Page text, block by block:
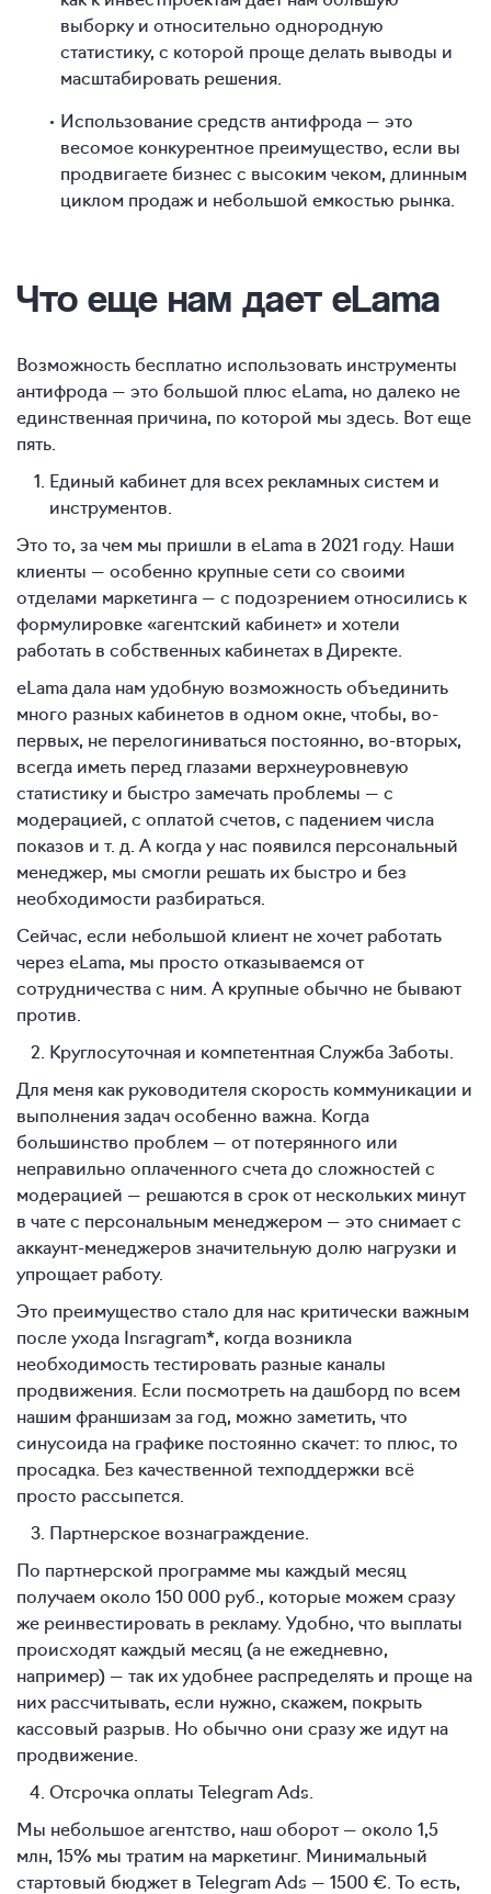
выборку и относительно однородную
статистику, с которой проще делать выводы и
масштабировать решения.
Использование средств антифрода — это
весомое конкурентное преимущество, если вы
продвигаете бизнес с высоким чеком, длинным
циклом продаж и небольшой емкостью рынка.
Что еще нам дает eLama
Возможность бесплатно использовать инструменты
антифрода — это большой плюс eLama, но далеко не
единственная причина, по которой мы здесь. Вот еще
пять.
Единый кабинет для всех рекламных систем и
инструментов.
Это то, за чем мы пришли в eLama в 2021 году. Наши
клиенты — особенно крупные сети со своими
отделами маркетинга — с подозрением относились к
формулировке «агентский кабинет» и хотели
работать в собственных кабинетах в Директе.
eLama дала нам удобную возможность объединить
много разных кабинетов в одном окне, чтобы, во-
первых, не перелогиниваться постоянно, во-вторых,
всегда иметь перед глазами верхнеуровневую
статистику и быстро замечать проблемы — с
модерацией, с оплатой счетов, с падением числа
показов и т. д. А когда у нас появился персональный
менеджер, мы смогли решать их быстро и без
необходимости разбираться.
Сейчас, если небольшой клиент не хочет работать
через eLama, мы просто отказываемся от
сотрудничества с ним. А крупные обычно не бывают
против.
Круглосуточная и компетентная Служба Заботы.
Для меня как руководителя скорость коммуникации и
выполнения задач особенно важна. Когда
большинство проблем — от потерянного или
неправильно оплаченного счета до сложностей с
модерацией — решаются в срок от нескольких минут
в чате с персональным менеджером — это снимает с
аккаунт-менеджеров значительную долю нагрузки и
упрощает работу.
Это преимущество стало для нас критически важным
после ухода Insragram*, когда возникла
необходимость тестировать разные каналы
продвижения. Если посмотреть на дашборд по всем
нашим франшизам за год, можно заметить, что
синусоида на графике постоянно скачет: то плюс, то
просадка. Без качественной техподдержки всё
просто рассыпется.
Партнерское вознаграждение.
По партнерской программе мы каждый месяц
получаем около 150 000 руб., которые можем сразу
же реинвестировать в рекламу. Удобно, что выплаты
происходят каждый месяц (а не ежедневно,
например) — так их удобнее распределять и проще на
них рассчитывать, если нужно, скажем, покрыть
кассовый разрыв. Но обычно они сразу же идут на
продвижение.
Отсрочка оплаты Telegram Ads.
Мы небольшое агентство, наш оборот — около 1,5
млн, 15% мы тратим на маркетинг. Минимальный
стартовый бюджет в Telegram Ads — 1500 €. То есть,